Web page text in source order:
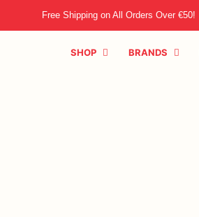
Free Shipping on All Orders Over €50!
SHOP BRANDS